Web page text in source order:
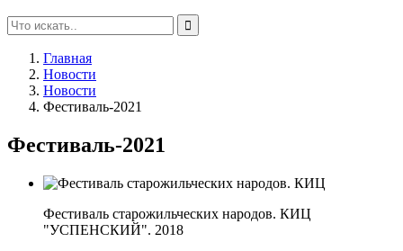
Главная
Новости
Новости
Фестиваль-2021
Фестиваль-2021
Фестиваль старожильческих народов. КИЦ
"УСПЕНСКИЙ". 2018